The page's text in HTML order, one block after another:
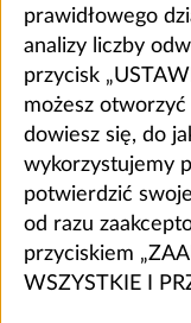
prawidłowego
analizy liczby
przycisk
możesz
dowiesz się, do
wykorzystujemy
potwierdzić
od razu
przyciskiem
WSZYSTKIE I